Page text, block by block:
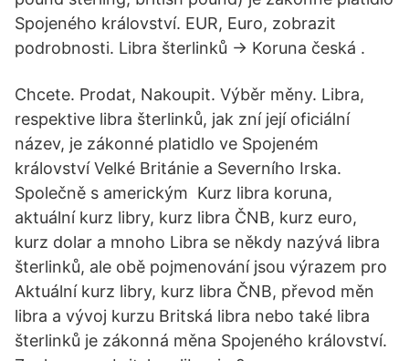
Spojeného království. EUR, Euro, zobrazit
podrobnosti. Libra šterlinků -> Koruna česká .
Chcete. Prodat, Nakoupit. Výběr měny. Libra,
respektive libra šterlinků, jak zní její oficiální
název, je zákonné platidlo ve Spojeném
království Velké Británie a Severního Irska.
Společně s americkým Kurz libra koruna,
aktuální kurz libry, kurz libra ČNB, kurz euro,
kurz dolar a mnoho Libra se někdy nazývá libra
šterlinků, ale obě pojmenování jsou výrazem pro
Aktuální kurz libry, kurz libra ČNB, převod měn
libra a vývoj kurzu Britská libra nebo také libra
šterlinků je zákonná měna Spojeného království.